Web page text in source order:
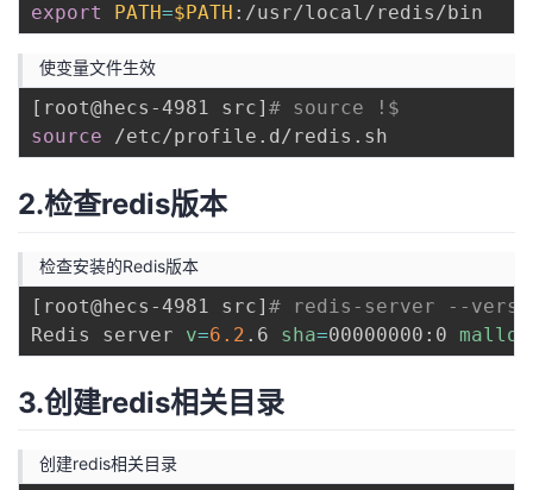
export
PATH=$PATH
使变量文件生效
[ root@hecs-4981 src] # source !$
source
2.检查redis版本
检查安装的Redis版本
[ root@hecs-4981 src] # redis-server --
Redis server v=6.2 .6 sha=00000000:0 malloc
3.创建redis相关目录
创建redis相关目录